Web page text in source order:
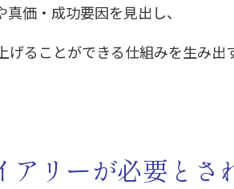
価・成功要因を見出し、
ることができる仕組みを生み出
アリーが必要とさ